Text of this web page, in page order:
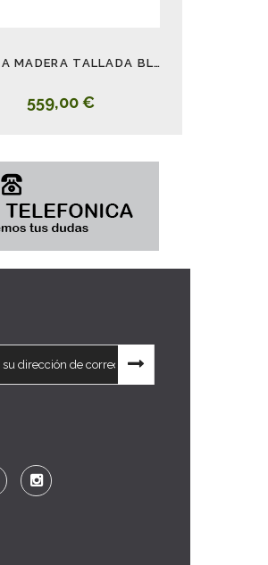
COMODA MADERA TALLADA BLANCA 4 CAJONES 100CM
559,00 €